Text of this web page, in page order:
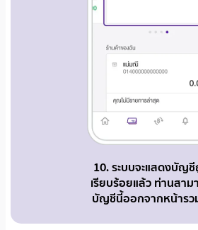
10. ระบบจะแสดงบัญ
เรียบร้อยแล้ว ท่านสา
บัญชีนี้ออกจากหน้าร